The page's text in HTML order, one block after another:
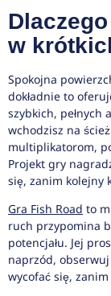
w
Spokojna
dokładnie to
szybkich, pełnych
wchodzisz na
multiplikatorom,
Projekt gry
się, zanim kolejny
Gra Fish Road to
ruch przypomina
potencjału. Jej
naprzód,
wycofać się,